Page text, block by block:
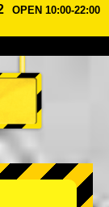
OPEN 10:00-22:00
가격